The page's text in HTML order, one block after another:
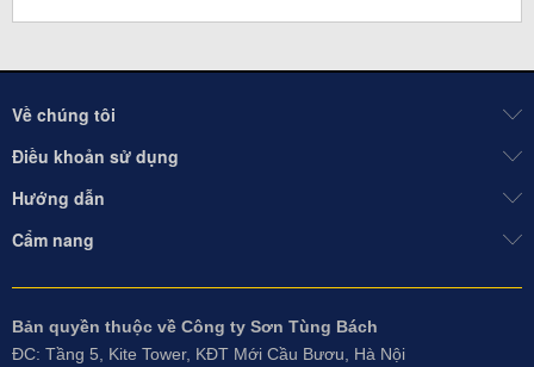
Về chúng tôi
Điều khoản sử dụng
Hướng dẫn
Cẩm nang
Bản quyền thuộc về Công ty Sơn Tùng Bách
ĐC: Tầng 5, Kite Tower, KĐT Mới Cầu Bươu, Hà Nội